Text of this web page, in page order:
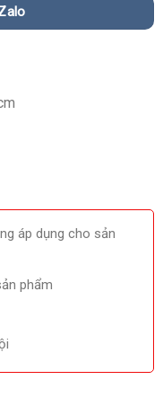
áp dụng cho sản
phẩm